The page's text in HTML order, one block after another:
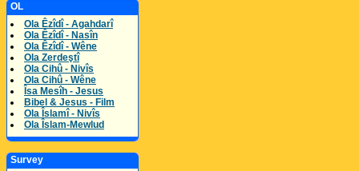
OL
Ola Êzîdî - Agahdarî
Ola Êzîdî - Nasîn
Ola Êzîdî - Wêne
Ola Zerdeştî
Ola Cihû - Nivîs
Ola Cihû - Wêne
Îsa Mesîh - Jesus
Bibel & Jesus - Film
Ola Îslamî - Nivîs
Ola Îslam-Mewlud
Survey